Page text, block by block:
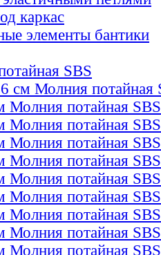
каркас
элементы бантики
SBS
см Молния потайная
Молния потайная SBS
Молния потайная SBS
Молния потайная SBS
Молния потайная SBS
Молния потайная SBS
Молния потайная SBS
Молния потайная SBS
Молния потайная SBS
Молния потайная SBS